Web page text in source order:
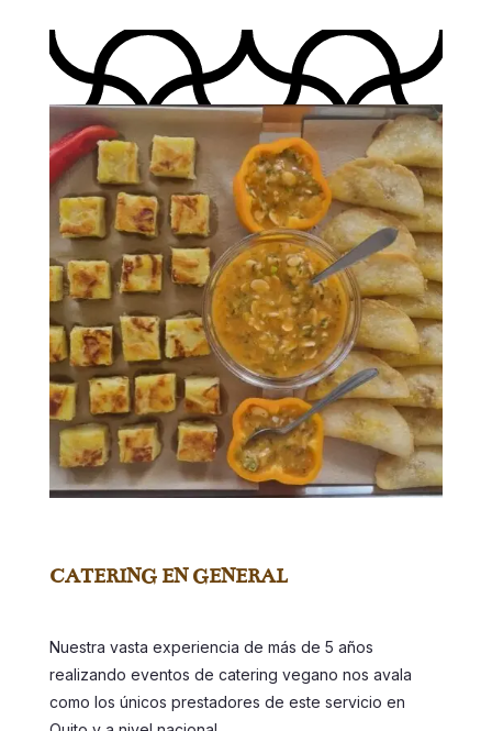
CATERING EN GENERAL
Nuestra vasta experiencia de más de 5 años
realizando eventos de catering vegano nos avala
como los únicos prestadores de este servicio en